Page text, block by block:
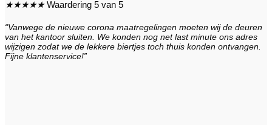
★★★★★ Waardering 5 van 5
“Vanwege de nieuwe corona maatregelingen moeten wij de deuren
van het kantoor sluiten. We konden nog net last minute ons adres
wijzigen zodat we de lekkere biertjes toch thuis konden ontvangen.
Fijne klantenservice!”